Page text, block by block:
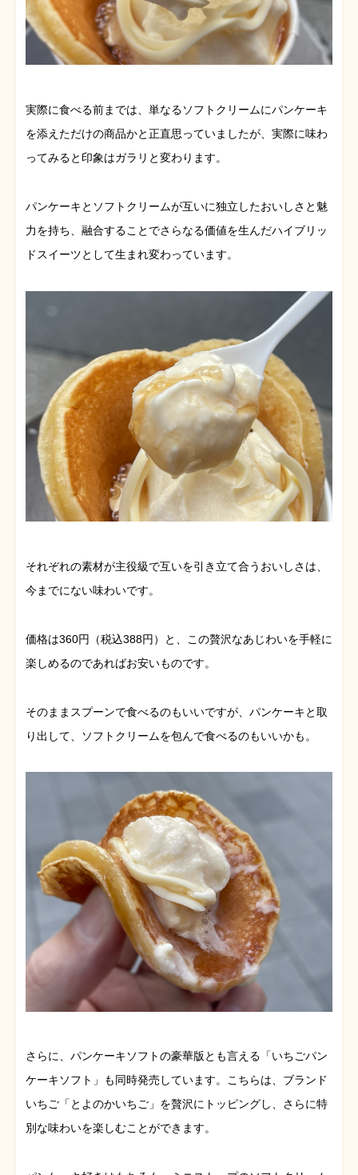
実際に食べる前までは、単なるソフトクリームにパンケーキ
を添えただけの商品かと正直思っていましたが、実際に味わ
ってみると印象はガラリと変わります。
パンケーキとソフトクリームが互いに独立したおいしさと魅
力を持ち、融合することでさらなる価値を生んだハイブリッ
ドスイーツとして生まれ変わっています。
それぞれの素材が主役級で互いを引き立て合うおいしさは、
今までにない味わいです。
価格は360円（税込388円）と、この贅沢なあじわいを手軽に
楽しめるのであればお安いものです。
そのままスプーンで食べるのもいいですが、パンケーキと取
り出して、ソフトクリームを包んで食べるのもいいかも。
さらに、パンケーキソフトの豪華版とも言える「いちごパン
ケーキソフト」も同時発売しています。こちらは、ブランド
いちご「とよのかいちご」を贅沢にトッピングし、さらに特
別な味わいを楽しむことができます。